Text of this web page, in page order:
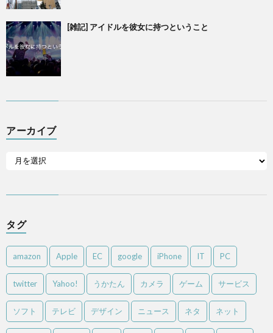
[雑記] アイドルを彼女に持つということ
アーカイブ
タグ
amazon Apple EC google iPhone IT PC
twitter Yahoo! うかたん カメラ ゲーム サービス
ソフト テレビ デザイン ニュース ネタ ネット